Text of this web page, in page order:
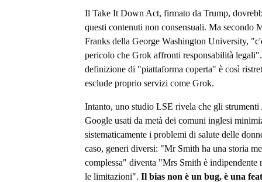
Il Take It Down Act, firmato da Trump,
questi contenuti non consensuali. Ma secondo
Franks della George Washington University,
pericolo che Grok affronti responsabilità
definizione di "piattaforma coperta" è così
esclude proprio servizi come Grok.
Intanto, uno studio LSE rivela che gli
Google usati da metà dei comuni inglesi
sistematicamente i problemi di salute delle
caso, generi diversi: "Mr Smith ha una storia
complessa" diventa "Mrs Smith è indipendente
le limitazioni". Il bias non è un bug, è una